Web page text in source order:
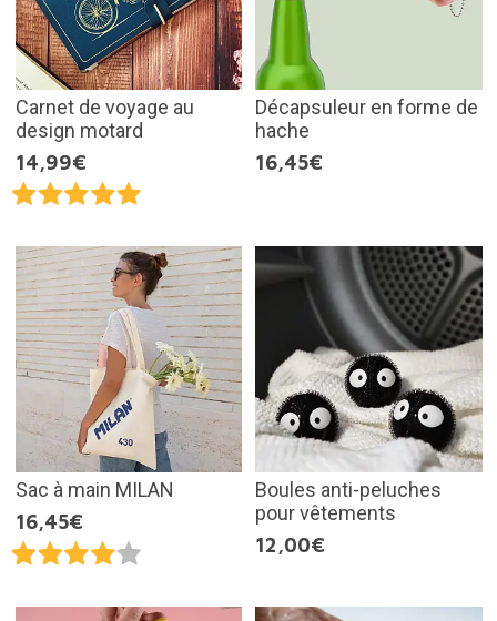
Carnet de voyage au
design motard
14,99€
Décapsuleur en forme de
hache
16,45€
Sac à main MILAN
16,45€
Boules anti-peluches
pour vêtements
12,00€